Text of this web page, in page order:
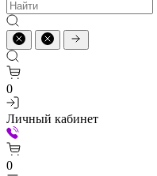
0
Личный кабинет
0